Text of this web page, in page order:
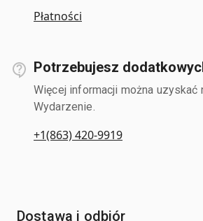
Płatności
Potrzebujesz
Więcej informacji można uzyskać
Wydarzenie.
+1(863) 420-9919
Dostawa i odbiór